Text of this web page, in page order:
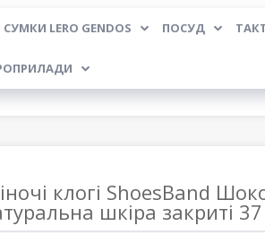
СУМКИ LERO GENDOS ПОСУД
клогі ShoesBand
шкіра закриті